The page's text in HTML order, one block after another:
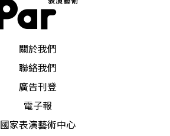
關於我們
聯絡我們
廣告刊登
電子報
國家表演藝術中心